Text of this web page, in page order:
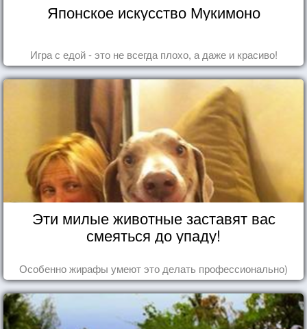
Японское искусство Мукимоно
Игра с едой - это не всегда плохо, а даже и красиво!
Эти милые животные заставят вас
смеяться до упаду!
Особенно жирафы умеют это делать профессионально)